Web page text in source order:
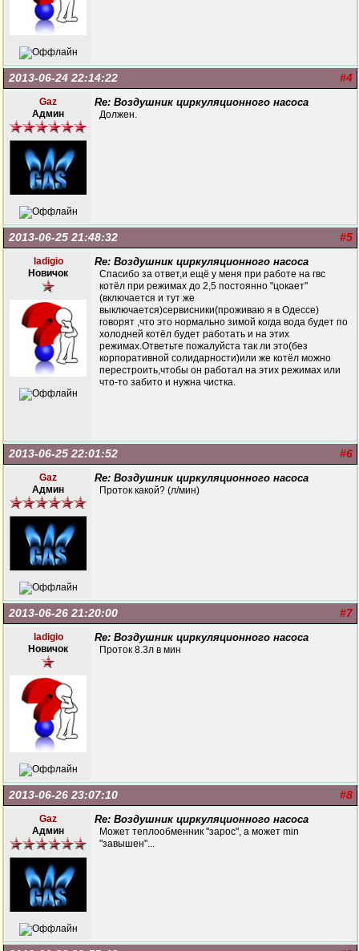
#4
2013-06-24 22:14:22
Gaz
Админ
Re: Воздушник циркуляционного насоса
Должен.
#5
2013-06-25 21:48:32
ladigio
Новичок
Re: Воздушник циркуляционного насоса
Спасибо за ответ,и ещё у меня при работе на гвс
котёл при режимах до 2,5 постоянно "цокает"
(включается и тут же
выключается)сервисники(проживаю я в Одессе)
говорят ,что это нормально зимой когда вода будет по
холодней котёл будет работать и на этих
режимах.Ответьте пожалуйста так ли это(без
корпоративной солидарности)или же котёл можно
перестроить,чтобы он работал на этих режимах или
что-то забито и нужна чистка.
#6
2013-06-25 22:01:52
Gaz
Админ
Re: Воздушник циркуляционного насоса
Проток какой? (л/мин)
#7
2013-06-26 21:20:00
ladigio
Новичок
Re: Воздушник циркуляционного насоса
Проток 8.3л в мин
#8
2013-06-26 23:07:10
Gaz
Админ
Re: Воздушник циркуляционного насоса
Может теплообменник "зарос", а может min
"завышен"...